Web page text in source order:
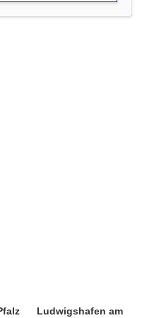
Ludwigshafen am